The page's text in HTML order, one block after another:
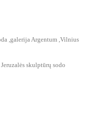
,galerija Argentum ,Vilnius
skulptūrų sodo